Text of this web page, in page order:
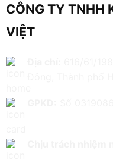
CÔNG TY TNHH
VIỆT